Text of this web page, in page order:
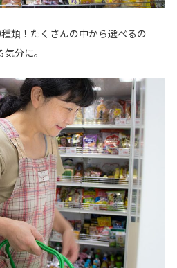
類！たくさんの中から選べるの
分に。